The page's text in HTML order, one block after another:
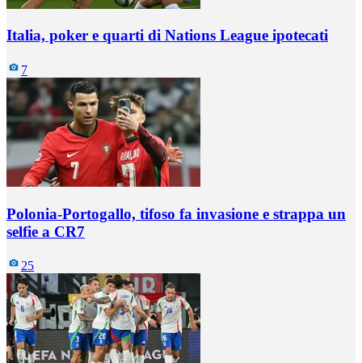
Italia, poker e quarti di Nations League ipotecati
7
Polonia-Portogallo, tifoso fa invasione e strappa un
selfie a CR7
25